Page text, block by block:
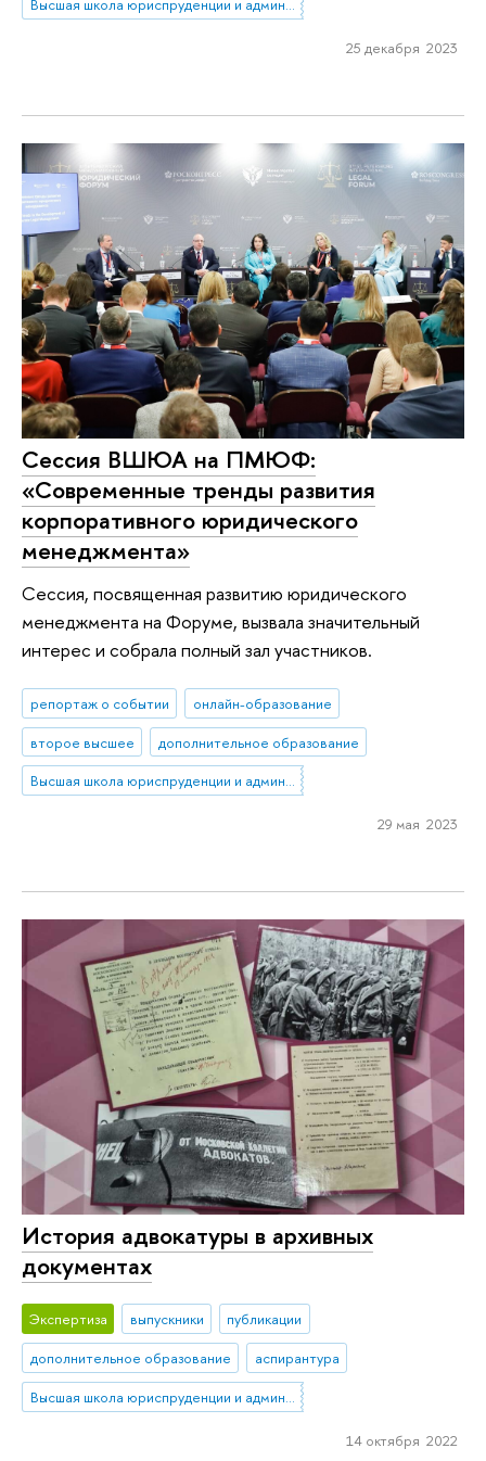
Высшая школа юриспруденции и администрирования
25 декабря 2023
Сессия ВШЮА на ПМЮФ:
«Современные тренды развития
корпоративного юридического
менеджмента»
Сессия, посвященная развитию юридического
менеджмента на Форуме, вызвала значительный
интерес и собрала полный зал участников.
репортаж о событии
онлайн-образование
второе высшее
дополнительное образование
Высшая школа юриспруденции и администрирования
29 мая 2023
История адвокатуры в архивных
документах
Экспертиза выпускники
публикации
дополнительное образование
аспирантура
Высшая школа юриспруденции и администрирования
14 октября 2022